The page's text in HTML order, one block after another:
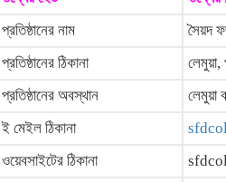
প্রতিষ্ঠানের নাম
সৈয়দ
প্রতিষ্ঠানের ঠিকানা
লেমুয়া,
প্রতিষ্ঠানের অবস্থান
লেমুয়া
ই মেইল ঠিকানা
ওয়েবসাইটের ঠিকানা